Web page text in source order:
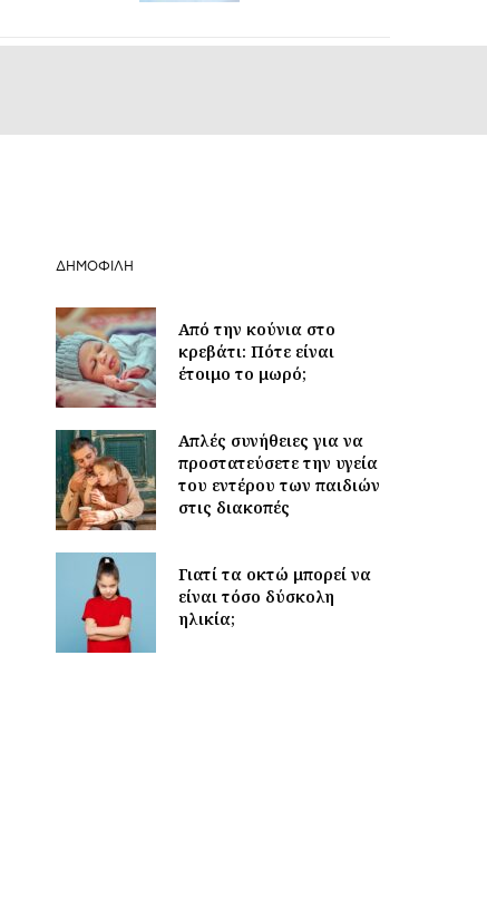
ΔΗΜΟΦΙΛΉ
Από την κούνια στο
κρεβάτι: Πότε είναι
έτοιμο το μωρό;
Απλές συνήθειες για να
προστατεύσετε την υγεία
του εντέρου των παιδιών
στις διακοπές
Γιατί τα οκτώ μπορεί να
είναι τόσο δύσκολη
ηλικία;